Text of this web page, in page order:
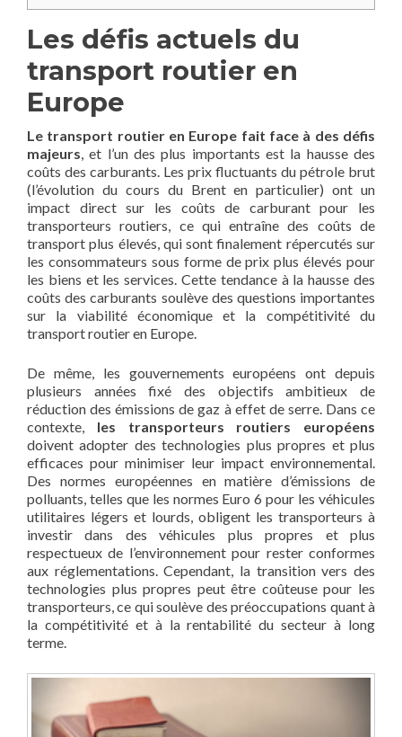
Les défis actuels du
transport routier en
Europe
Le transport routier en Europe fait face à des défis
majeurs, et l’un des plus importants est la hausse des
coûts des carburants. Les prix fluctuants du pétrole brut
(l’évolution du cours du Brent en particulier) ont un
impact direct sur les coûts de carburant pour les
transporteurs routiers, ce qui entraîne des coûts de
transport plus élevés, qui sont finalement répercutés sur
les consommateurs sous forme de prix plus élevés pour
les biens et les services. Cette tendance à la hausse des
coûts des carburants soulève des questions importantes
sur la viabilité économique et la compétitivité du
transport routier en Europe.
De même, les gouvernements européens ont depuis
plusieurs années fixé des objectifs ambitieux de
réduction des émissions de gaz à effet de serre. Dans ce
contexte, les transporteurs routiers européens
doivent adopter des technologies plus propres et plus
efficaces pour minimiser leur impact environnemental.
Des normes européennes en matière d’émissions de
polluants, telles que les normes Euro 6 pour les véhicules
utilitaires légers et lourds, obligent les transporteurs à
investir dans des véhicules plus propres et plus
respectueux de l’environnement pour rester conformes
aux réglementations. Cependant, la transition vers des
technologies plus propres peut être coûteuse pour les
transporteurs, ce qui soulève des préoccupations quant à
la compétitivité et à la rentabilité du secteur à long
terme.